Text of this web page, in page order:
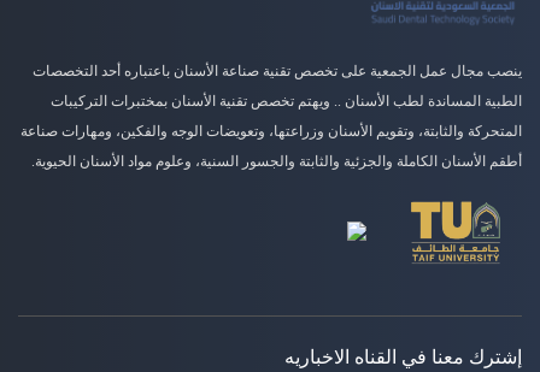
ينصب مجال عمل الجمعية على تخصص تقنية صناعة الأسنان باعتباره أحد التخصصات
الطبية المساندة لطب الأسنان .. ويهتم تخصص تقنية الأسنان بمختبرات التركيبات
المتحركة والثابتة، وتقويم الأسنان وزراعتها، وتعويضات الوجه والفكين، ومهارات صناعة
أطقم الأسنان الكاملة والجزئية والثابتة والجسور السنية، وعلوم مواد الأسنان الحيوية.
إشترك معنا في القناه الاخباريه